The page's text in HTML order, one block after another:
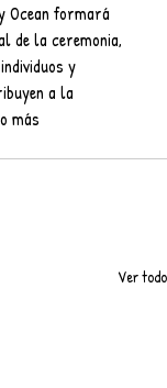
Ocean formará
de la ceremonia,
y
a la
más
Ver todo